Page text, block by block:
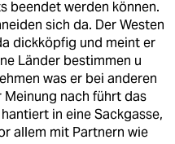
beendet werden können.
sich da. Der Westen
dickköpfig und meint er
Länder bestimmen u
was er bei anderen
nach führt das
in eine Sackgasse,
allem mit Partnern wie